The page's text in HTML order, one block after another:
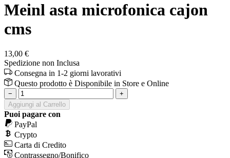
Meinl asta microfonica cajon
cms
13,00 €
Spedizione non Inclusa
Consegna in 1-2 giorni lavorativi
Questo prodotto è Disponibile in Store e Online
−
+
Aggiungi al Carrello
Puoi pagare con
PayPal
Crypto
Carta di Credito
Contrassegno/Bonifico